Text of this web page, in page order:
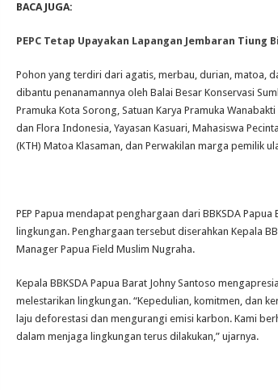
BACA JUGA:
PEPC Tetap Upayakan Lapangan Jembaran Tiung
Pohon yang terdiri dari agatis, merbau, durian, matoa,
dibantu penanamannya oleh Balai Besar Konservasi
Pramuka Kota Sorong, Satuan Karya Pramuka
dan Flora Indonesia, Yayasan Kasuari, Mahasiswa
(KTH) Matoa Klasaman, dan Perwakilan marga pemilik
PEP Papua mendapat penghargaan dari BBKSDA
lingkungan. Penghargaan tersebut diserahkan Kepala
Manager Papua Field Muslim Nugraha.
Kepala BBKSDA Papua Barat Johny Santoso
melestarikan lingkungan. “Kepedulian, komitmen, dan
laju deforestasi dan mengurangi emisi karbon. Kami
dalam menjaga lingkungan terus dilakukan,” ujarnya.